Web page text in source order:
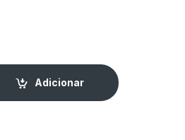
em 1 quantity
Adicionar